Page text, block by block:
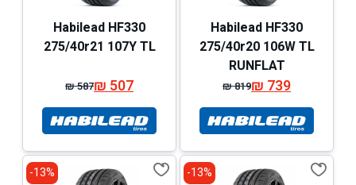
Habilead HF330
275/40r20 106W TL
RUNFLAT
₪819
המחיר
המקורי
היה:
₪ 819.
₪739 המחיר
הנוכחי
הוא:
₪ 739.
Habilead HF330
275/40r21 107Y TL
₪587
המחיר
המקורי
היה:
₪ 587.
₪507 המחיר
הנוכחי
הוא:
₪ 507.
13%-
13%-